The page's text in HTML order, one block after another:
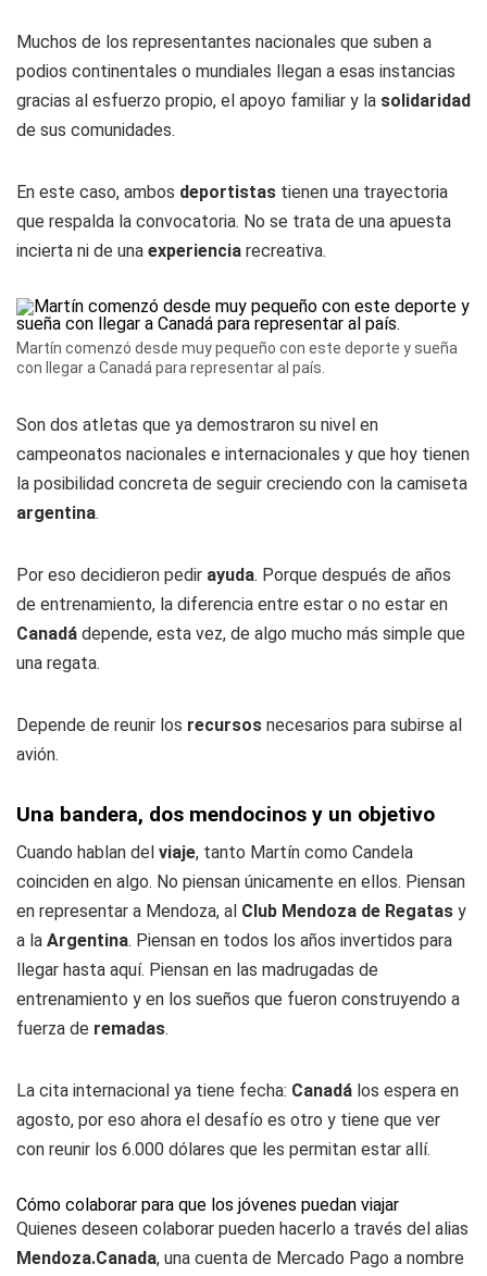
Muchos de los representantes nacionales que suben a
podios continentales o mundiales llegan a esas instancias
gracias al esfuerzo propio, el apoyo familiar y la solidaridad
de sus comunidades.
En este caso, ambos deportistas tienen una trayectoria
que respalda la convocatoria. No se trata de una apuesta
incierta ni de una experiencia recreativa.
Martín comenzó desde muy pequeño con este deporte y sueña
con llegar a Canadá para representar al país.
Son dos atletas que ya demostraron su nivel en
campeonatos nacionales e internacionales y que hoy tienen
la posibilidad concreta de seguir creciendo con la camiseta
argentina.
Por eso decidieron pedir ayuda. Porque después de años
de entrenamiento, la diferencia entre estar o no estar en
Canadá depende, esta vez, de algo mucho más simple que
una regata.
Depende de reunir los recursos necesarios para subirse al
avión.
Una bandera, dos mendocinos y un objetivo
Cuando hablan del viaje, tanto Martín como Candela
coinciden en algo. No piensan únicamente en ellos. Piensan
en representar a Mendoza, al Club Mendoza de Regatas y
a la Argentina. Piensan en todos los años invertidos para
llegar hasta aquí. Piensan en las madrugadas de
entrenamiento y en los sueños que fueron construyendo a
fuerza de remadas.
La cita internacional ya tiene fecha: Canadá los espera en
agosto, por eso ahora el desafío es otro y tiene que ver
con reunir los 6.000 dólares que les permitan estar allí.
Cómo colaborar para que los jóvenes puedan viajar
Quienes deseen colaborar pueden hacerlo a través del alias
Mendoza.Canada, una cuenta de Mercado Pago a nombre